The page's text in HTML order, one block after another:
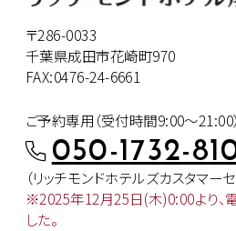
〒286-0033
千葉県成田市花崎町970
FAX:0476-24-6661
ご予約専用（受付時間9:00～21:00）
050-1732-
（リッチモンドホテルズカスタマー
※2025年12月25日(木)0:00より、
した。